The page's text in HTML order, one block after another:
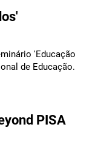
'Educação
de Educação.
PISA